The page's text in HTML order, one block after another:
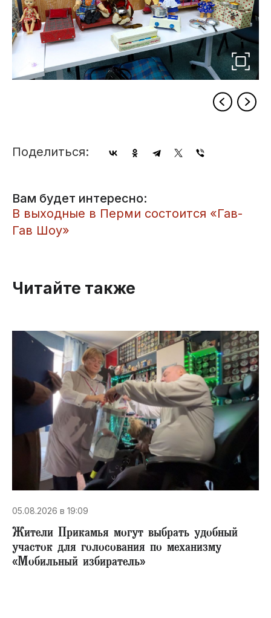
Поделиться:
Вам будет интересно:
​В выходные в Перми состоится «Гав-
Гав Шоу»
Читайте также
05.08.2026 в 19:09
Жители Прикамья могут выбрать удобный
участок для голосования по механизму
«Мобильный избиратель»